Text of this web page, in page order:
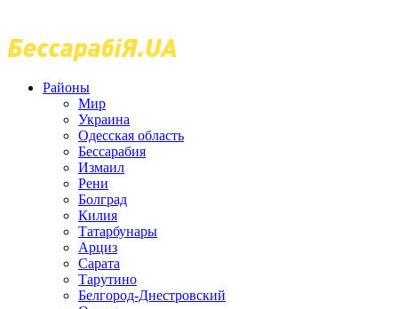
Районы
Мир
Украина
Одесская область
Бессарабия
Измаил
Рени
Болград
Килия
Татарбунары
Арциз
Сарата
Тарутино
Белгород-Днестровский